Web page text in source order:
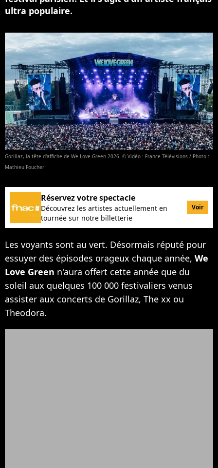
ultra populaire.
Gorillaz, la tête d'affiche de We Love Green 2026. © Vidéo : France Télévisions / Photo :
Mathieu Foucher
Réservez votre spectacle
Découvrez les artistes actuellement en
tournée sur notre billetterie
Voir
Les voyants sont au vert. Désormais réputé pour
essuyer des épisodes orageux chaque année, We
Love Green n'aura offert cette année que du
soleil aux quelques 100 000 festivaliers venus
assister aux concerts de Gorillaz, The xx ou
Theodora.